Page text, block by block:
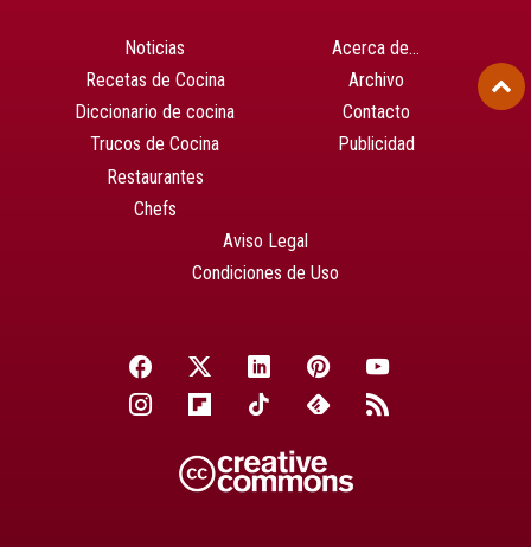
Noticias
Recetas de Cocina
Diccionario de cocina
Trucos de Cocina
Restaurantes
Chefs
Acerca de…
Archivo
Contacto
Publicidad
Aviso Legal
Condiciones de Uso